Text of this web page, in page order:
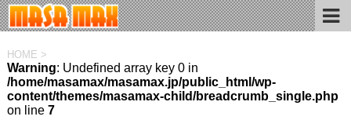
HOME >
Warning: Undefined array key 0 in
/home/masamax/masamax.jp/public_html/wp-
content/themes/masamax-child/breadcrumb_single.php
on line 7